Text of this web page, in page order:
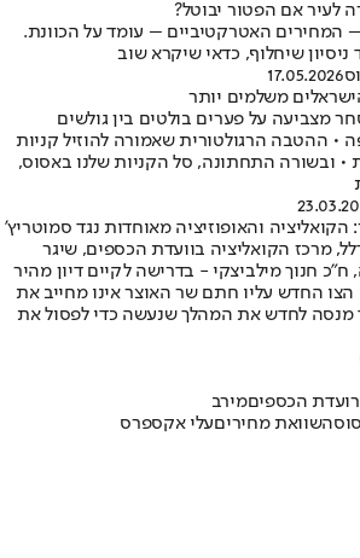
לעיר אם הפטור יבוטל?
– המחירים האטרקטיביים – עומד על הכוונת.
שיחלוף, כדאי שיקרא שוב
17.05.2026
משלמים יותר
מצביעה על פערים בולטים בין גולשים
• ההטבה הרגולטורית שאמורה להוזיל קניות
ובשורה התחתונה, סל הקניות שלנו באסוס,
מרכז הקואליציה בוועדת הכספים, שיגר
ח״כ חנוך מילביצקי - בדרישה לקיים דיון מהיר
החדש עליו חתם שר האוצר אינו מחייב את
מנסה לחדש את המהלך שנעשה כדי לפסול את
ועדת הכספיםמירב
השוואת מחיריםעלי אקספרס